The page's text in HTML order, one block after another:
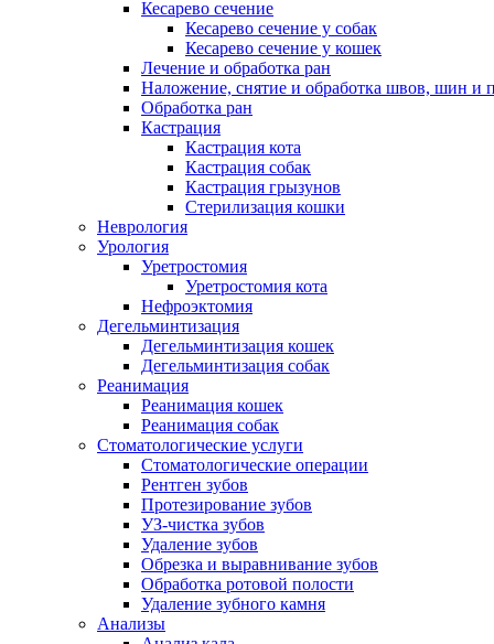
Кесарево сечение
Кесарево сечение у собак
Кесарево сечение у кошек
Лечение и обработка ран
Наложение, снятие и обработка швов, шин и
Обработка ран
Кастрация
Кастрация кота
Кастрация собак
Кастрация грызунов
Стерилизация кошки
Неврология
Урология
Уретростомия
Уретростомия кота
Нефроэктомия
Дегельминтизация
Дегельминтизация кошек
Дегельминтизация собак
Реанимация
Реанимация кошек
Реанимация собак
Стоматологические услуги
Стоматологические операции
Рентген зубов
Протезирование зубов
УЗ-чистка зубов
Удаление зубов
Обрезка и выравнивание зубов
Обработка ротовой полости
Удаление зубного камня
Анализы